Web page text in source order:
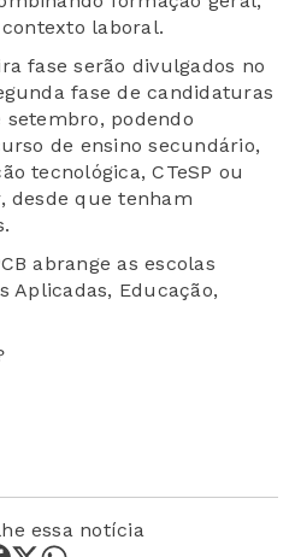
laboral.
fase serão divulgados no
fase de candidaturas
podendo
de ensino secundário,
tecnológica, CTeSP ou
desde que tenham
abrange as escolas
Aplicadas, Educação,
essa notícia